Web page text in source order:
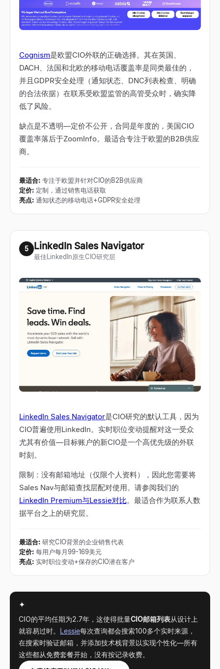
Cognism是欧盟CIO外联的正确选择。其在英国、
DACH、法国和北欧的移动电话覆盖率是同类最佳的，
并且GDPR安全处理（通知状态、DNC列表检查、明确
的合法依据）在联系受欧盟监管的高管受众时，确实降
低了风险。
缺点是不透明—定价不公开，合同是年度的，美国CIO
覆盖率落后于ZoomInfo。最适合专注于欧盟的B2B供应
商。
最适合: 专注于欧盟并针对CIO的B2B供应商
定价: 定制，通过销售电话获取
亮点: 通知状态的移动电话+GDPR安全处理
5 LinkedIn Sales Navigator
最佳LinkedIn原生CIO研究层
LinkedIn Sales Navigator是CIO研究的默认工具，因为
CIO普遍使用LinkedIn。实时职位变动提醒对这一受众
尤其有价值—目标账户的新CIO是一个高优先级的外联
时刻。
限制：没有邮箱地址（仅限个人资料），因此您需要将
Sales Nav与邮箱查找层配对使用。请参阅我们的
LinkedIn Premium与Lessie对比。最适合作为联系人数
据平台之上的研究层。
最适合: 研究CIO背景的企业销售代表
定价: 每用户每月99-169美元
亮点: 实时职位变动+保存的CIO潜在客户
✦
CIO的平均任期为2.7年，这使得批量CIO邮箱列表从设计上
就容易过时。 Lessie每次查询都会搜索100多个实时来源，
在搜索时验证邮箱，并添加技术栈背景以实现个性化—所有
这些都从免费套餐开始，没有按记录收费。